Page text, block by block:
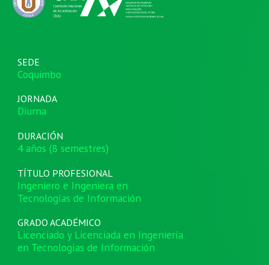
SEDE
Coquimbo
JORNADA
Diurna
DURACIÓN
4años (8 semestres)
TÍTULO PROFESIONAL
Ingeniero e Ingeniera en
Tecnologías de Información
GRADO ACADÉMICO
Licenciado y Licenciada en Ingeniería
en Tecnologías de Información